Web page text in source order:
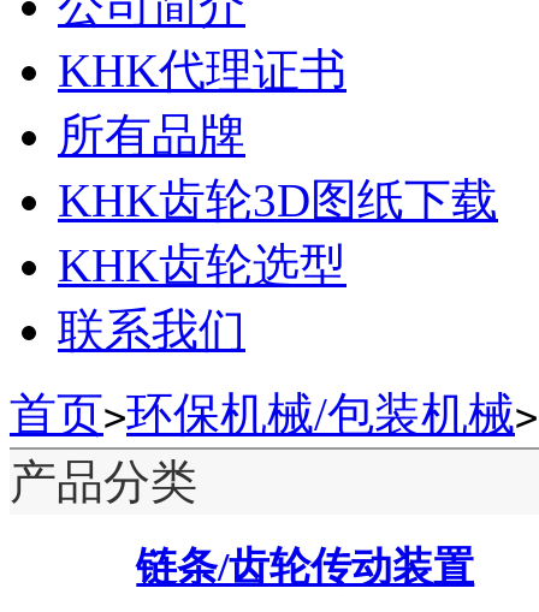
KHK代理证书
所有品牌
KHK齿轮3D图纸下载
KHK齿轮选型
联系我们
首页>环保机械/包装机械>
产品分类
链条/齿轮传动装置